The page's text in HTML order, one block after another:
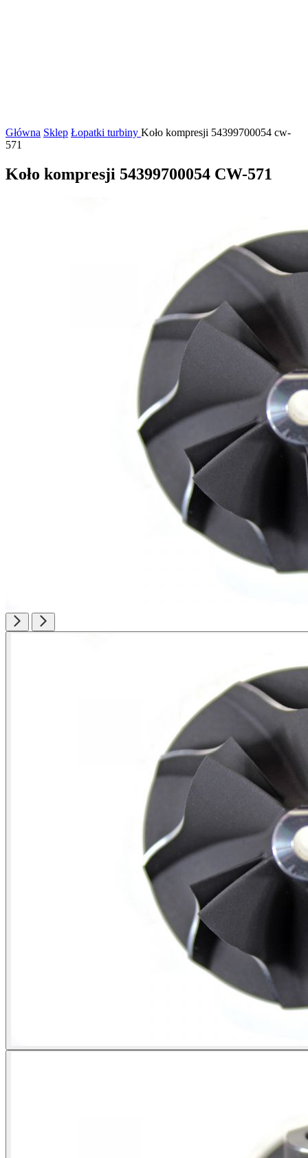
Główna Sklep Łopatki turbiny Koło kompresji 54399700054 cw-
571
Koło kompresji 54399700054 CW-571